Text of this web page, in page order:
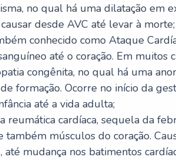
no qual há uma dilatação em
desde AVC até levar à
conhecido como Ataque
até o coração. Em muitos
congênita, no qual há uma
formação. Ocorre no início da
até a vida adulta;
reumática cardíaca, sequela da
também músculos do coração.
até mudança nos batimentos